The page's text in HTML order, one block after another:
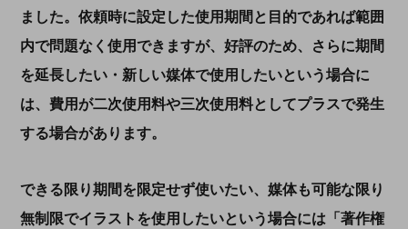
ました。依頼時に設定した使用期間と目的であれば範囲
内で問題なく使用できますが、好評のため、さらに期間
を延長したい・新しい媒体で使用したいという場合に
は、費用が二次使用料や三次使用料としてプラスで発生
する場合があります。
できる限り期間を限定せず使いたい、媒体も可能な限り
無制限でイラストを使用したいという場合には「著作権